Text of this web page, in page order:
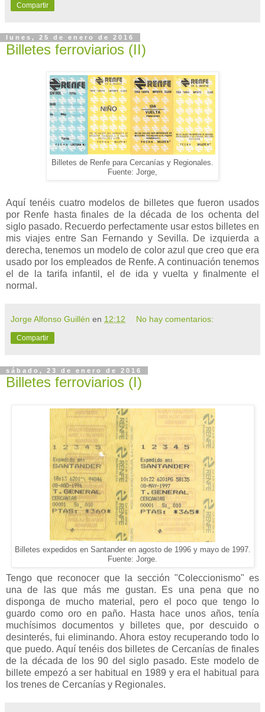
Compartir
lunes, 25 de enero de 2016
Billetes ferroviarios (II)
Billetes de Renfe para Cercanías y Regionales.
Fuente: Jorge,
Aquí tenéis cuatro modelos de billetes que fueron usados
por Renfe hasta finales de la década de los ochenta del
siglo pasado. Recuerdo perfectamente usar estos billetes en
mis viajes entre San Fernando y Sevilla. De izquierda a
derecha, tenemos un modelo de color azul que creo que era
usado por los empleados de Renfe. A continuación tenemos
el de la tarifa infantil, el de ida y vuelta y finalmente el
normal.
Jorge Alfonso Guillén en 12:12 No hay comentarios:
Compartir
sábado, 23 de enero de 2016
Billetes ferroviarios (I)
Billetes expedidos en Santander en agosto de 1996 y mayo de 1997.
Fuente: Jorge.
Tengo que reconocer que la sección "Coleccionismo" es
una de las que más me gustan. Es una pena que no
disponga de mucho material, pero el poco que tengo lo
guardo como oro en paño. Hasta hace unos años, tenía
muchísimos documentos y billetes que, por descuido o
desinterés, fui eliminando. Ahora estoy recuperando todo lo
que puedo. Aquí tenéis dos billetes de Cercanías de finales
de la década de los 90 del siglo pasado. Este modelo de
billete empezó a ser habitual en 1989 y era el habitual para
los trenes de Cercanías y Regionales.